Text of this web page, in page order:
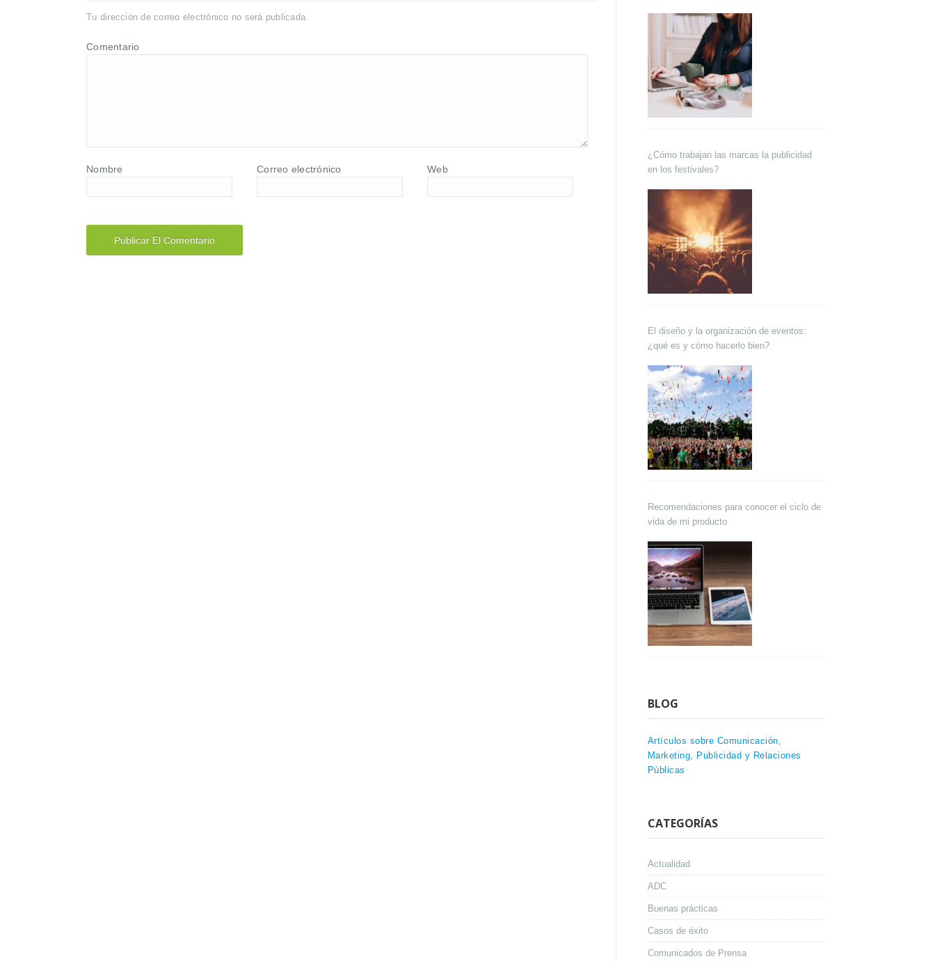
Tu dirección de correo electrónico no será publicada.
Comentario
Nombre Correo electrónico Web
¿Cómo trabajan las marcas la publicidad
en los festivales?
El diseño y la organización de eventos:
¿qué es y cómo hacerlo bien?
Recomendaciones para conocer el ciclo de
vida de mi producto
BLOG
Artículos sobre Comunicación,
Marketing, Publicidad y Relaciones
Públicas
CATEGORÍAS
Actualidad
ADC
Buenas prácticas
Casos de éxito
Comunicados de Prensa